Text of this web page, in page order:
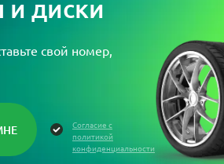
диски
свой номер,
Согласие с
политикой
конфиденциальности